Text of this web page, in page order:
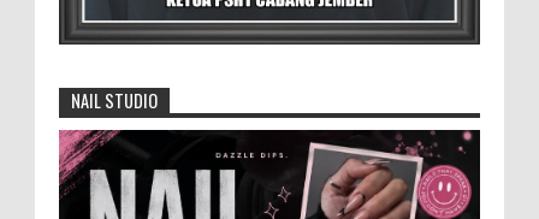
Digelontor Bantuan CSR Jumbo dan Bibit
Ternak Gratis ‎
‎BLORA – Wakil Bupati Blora Hj. Sri
Setyorini menghadiri Rapat Anggota Tahunan (RAT)
Kelompok Tani Hutan (KTH) Masjid Baitur Mulyo yang
NAIL STUDIO